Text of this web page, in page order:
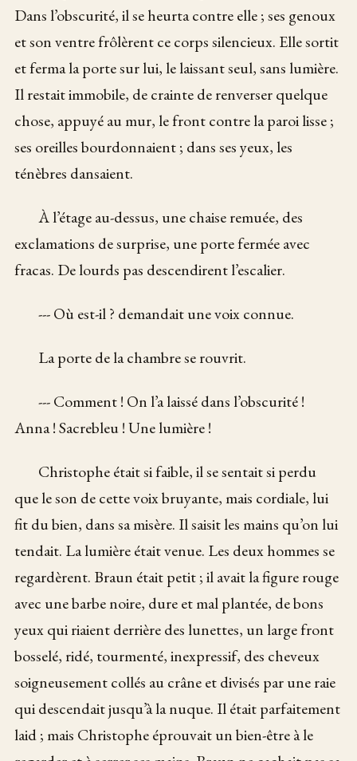
Dans l’obscurité, il se heurta contre elle ; ses genoux
et son ventre frôlèrent ce corps silencieux. Elle sortit
et ferma la porte sur lui, le laissant seul, sans lumière.
Il restait immobile, de crainte de renverser quelque
chose, appuyé au mur, le front contre la paroi lisse ;
ses oreilles bourdonnaient ; dans ses yeux, les
ténèbres dansaient.
À l’étage au-dessus, une chaise remuée, des
exclamations de surprise, une porte fermée avec
fracas. De lourds pas descendirent l’escalier.
--- Où est-il ? demandait une voix connue.
La porte de la chambre se rouvrit.
--- Comment ! On l’a laissé dans l’obscurité !
Anna ! Sacrebleu ! Une lumière !
Christophe était si faible, il se sentait si perdu
que le son de cette voix bruyante, mais cordiale, lui
fit du bien, dans sa misère. Il saisit les mains qu’on lui
tendait. La lumière était venue. Les deux hommes se
regardèrent. Braun était petit ; il avait la figure rouge
avec une barbe noire, dure et mal plantée, de bons
yeux qui riaient derrière des lunettes, un large front
bosselé, ridé, tourmenté, inexpressif, des cheveux
soigneusement collés au crâne et divisés par une raie
qui descendait jusqu’à la nuque. Il était parfaitement
laid ; mais Christophe éprouvait un bien-être à le